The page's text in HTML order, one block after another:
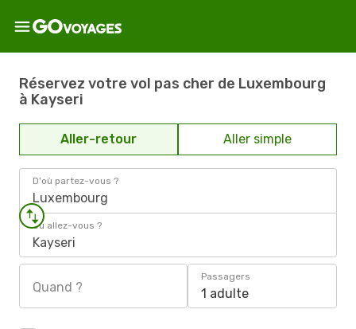
Réservez votre vol pas cher de Luxembourg
à Kayseri
Aller-retour Aller simple
D'où partez-vous ?
Luxembourg
Où allez-vous ?
Kayseri
Quand ?
Passagers
1 adulte